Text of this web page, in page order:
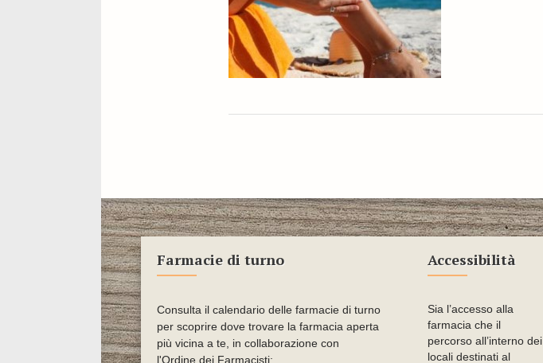
Farmacie di turno
Consulta il calendario delle farmacie di turno
per scoprire dove trovare la farmacia aperta
più vicina a te, in collaborazione con
l'Ordine dei Farmacisti:
Accessibilità
Sia l’accesso alla
farmacia che il
percorso all’interno dei
locali destinati al